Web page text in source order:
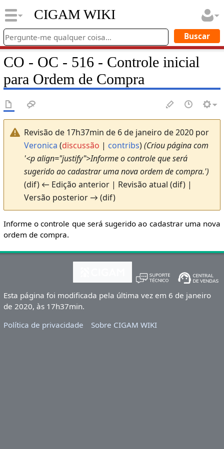
CIGAM WIKI
CO - OC - 516 - Controle inicial
para Ordem de Compra
Revisão de 17h37min de 6 de janeiro de 2020 por
Veronica (discussão | contribs)(Criou página com
'<p align="justify">Informe o controle que será
sugerido ao cadastrar uma nova ordem de compra.')
(dif) ← Edição anterior | Revisão atual (dif) |
Versão posterior → (dif)
Informe o controle que será sugerido ao cadastrar uma nova
ordem de compra.
Esta página foi modificada pela última vez em 6 de janeiro
de 2020, às 17h37min.
Política de privacidade
Sobre CIGAM WIKI